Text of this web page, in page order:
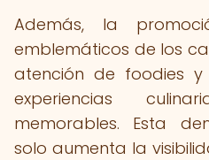
Además, la
emblemáticos de los
atención de foodies y
experiencias
memorables. Esta
solo aumenta la